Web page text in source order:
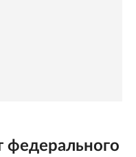
федерального